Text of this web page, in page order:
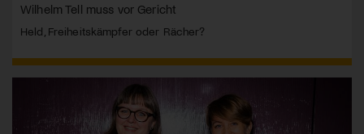
Wilhelm Tell muss vor Gericht
Held, Freiheitskämpfer oder Rächer?